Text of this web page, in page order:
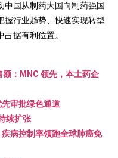
中国从制药大国向制药强国
握行业趋势、快速实现转型
据有利位置。
：MNC 领先，本土药企
审批绿色通道
续扩张
病控制率领跑全球肺癌免